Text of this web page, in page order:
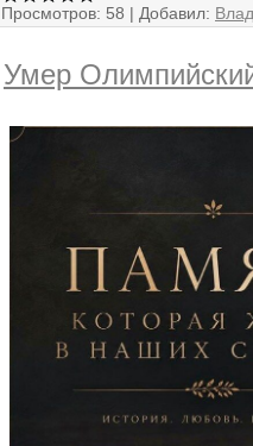
Просмотров: 58 | Добавил:
Умер